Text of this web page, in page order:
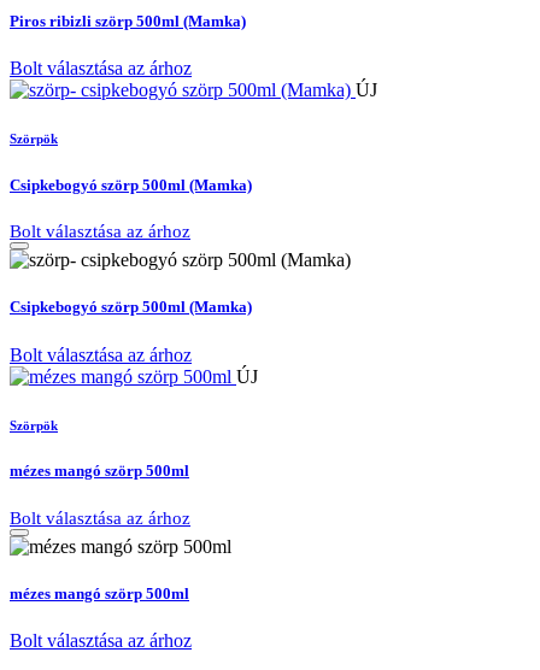
Piros ribizli szörp 500ml (Mamka)
Bolt választása az árhoz
ÚJ
Szörpök
Csipkebogyó szörp 500ml (Mamka)
Bolt választása az árhoz
Csipkebogyó szörp 500ml (Mamka)
Bolt választása az árhoz
ÚJ
Szörpök
mézes mangó szörp 500ml
Bolt választása az árhoz
mézes mangó szörp 500ml
Bolt választása az árhoz